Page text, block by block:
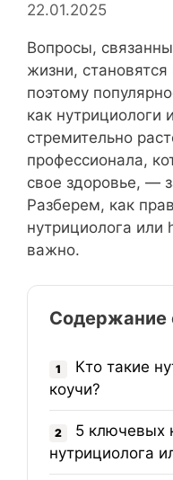
22.01.2025
Вопросы,
жизни,
поэтому
как нутрициологи
стремительно
профессионала,
свое здоровье, —
Разберем, как
нутрициолога или
важно.
Содержание
1
Кто такие
коучи?
2
5 ключевых
нутрициолога